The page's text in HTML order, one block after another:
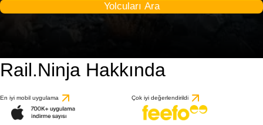
Yolcuları Ara
Rail.Ninja Hakkında
En iyi mobil uygulama Çok iyi değerlendirildi